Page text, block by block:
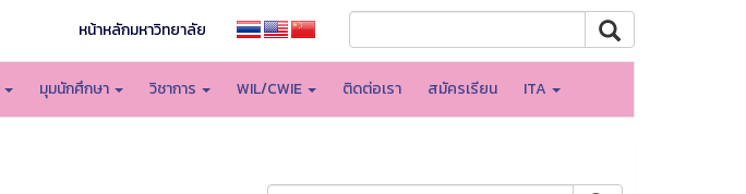
หน้าหลักมหาวิทยาลัย
มุมนักศึกษา วิชาการ WIL/CWIE ติดต่อเรา สมัครเรียน ITA